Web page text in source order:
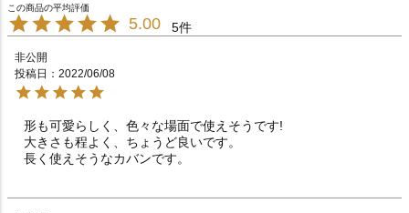
5.00 5
非公開
投稿日
2022/06/08
形も可愛らしく、色々な場面で使えそうです!
大きさも程よく、ちょうど良いです。
長く使えそうなカバンです。